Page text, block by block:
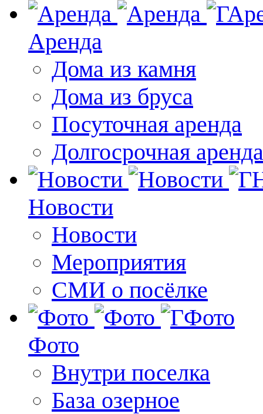
Аренда
Дома из камня
Дома из бруса
Посуточная аренда
Долгосрочная аренда
Новости
Новости
Мероприятия
СМИ о посёлке
Фото
Внутри поселка
База озерное